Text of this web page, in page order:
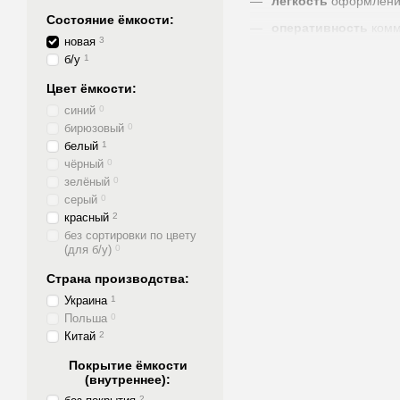
Состояние ёмкости:
новая 3
б/у 1
Цвет ёмкости:
синий 0
бирюзовый 0
белый 1
чёрный 0
зелёный 0
серый 0
красный 2
без сортировки по цвету
(для б/у) 0
Страна производства:
Украина 1
Польша 0
Китай 2
Покрытие ёмкости
(внутреннее):